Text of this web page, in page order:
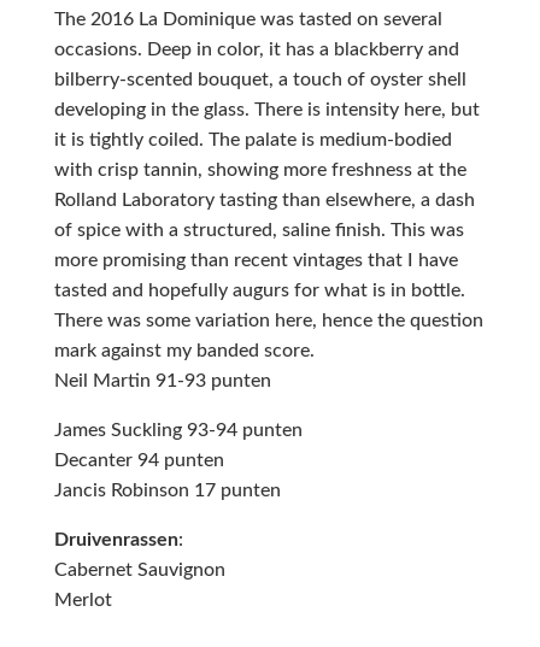
The 2016 La Dominique was tasted on several
occasions. Deep in color, it has a blackberry and
bilberry-scented bouquet, a touch of oyster shell
developing in the glass. There is intensity here, but
it is tightly coiled. The palate is medium-bodied
with crisp tannin, showing more freshness at the
Rolland Laboratory tasting than elsewhere, a dash
of spice with a structured, saline finish. This was
more promising than recent vintages that I have
tasted and hopefully augurs for what is in bottle.
There was some variation here, hence the question
mark against my banded score.
Neil Martin 91-93 punten
James Suckling 93-94 punten
Decanter 94 punten
Jancis Robinson 17 punten
Druivenrassen:
Cabernet Sauvignon
Merlot